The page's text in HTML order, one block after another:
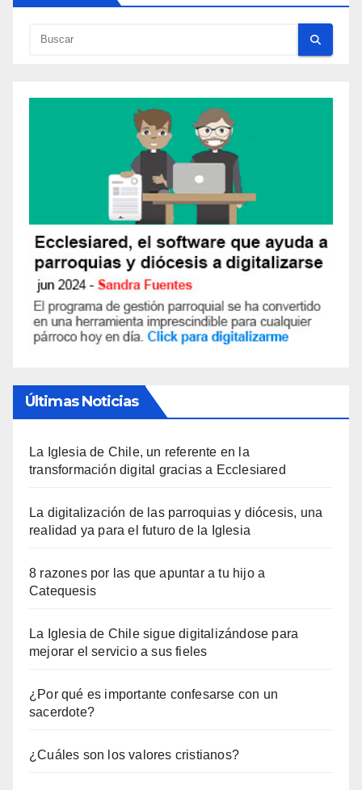
Últimas Noticias
La Iglesia de Chile, un referente en la
transformación digital gracias a Ecclesiared
La digitalización de las parroquias y diócesis, una
realidad ya para el futuro de la Iglesia
8 razones por las que apuntar a tu hijo a
Catequesis
La Iglesia de Chile sigue digitalizándose para
mejorar el servicio a sus fieles
¿Por qué es importante confesarse con un
sacerdote?
¿Cuáles son los valores cristianos?